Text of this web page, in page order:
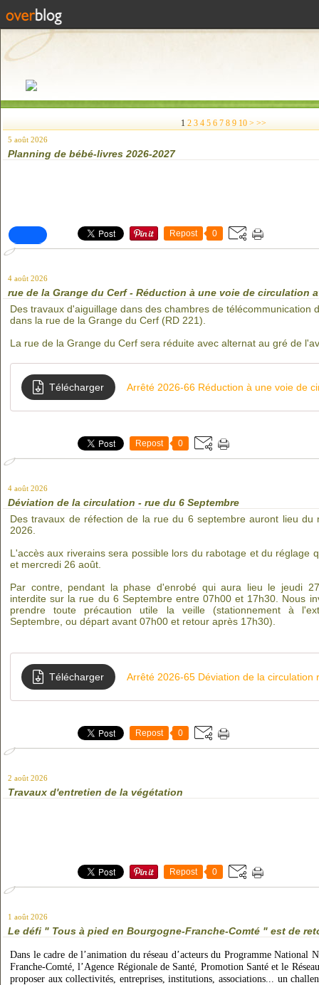
1 2 3 4 5 6 7 8 9 10 20
> >>
5 août 2026
Planning de bébé-livres 2026-2027
Repost 0
4 août 2026
rue de la Grange du Cerf - Réduction à une voie de circulation
Des travaux d'aiguillage dans des chambres de télécommunication
dans la rue de la Grange du Cerf (RD 221).
La rue de la Grange du Cerf sera réduite avec alternat au gré de
Télécharger
Repost 0
4 août 2026
Déviation de la circulation - rue du 6 Septembre
Des travaux de réfection de la rue du 6 septembre auront lieu du
2026.
L'accès aux riverains sera possible lors du rabotage et du réglage
et mercredi 26 août.
Par contre, pendant la phase d'enrobé qui aura lieu le jeudi
interdite sur la rue du 6 Septembre entre 07h00 et 17h30. Nous
prendre toute précaution utile la veille (stationnement à
Septembre, ou départ avant 07h00 et retour après 17h30).
Télécharger Arrêté 2026-65 Déviation de la circulation
Repost 0
2 août 2026
Travaux d'entretien de la végétation
Repost 0
1 août 2026
Le défi " Tous à pied en Bourgogne-Franche-Comté " est de
Dans le cadre de l’animation du réseau d’acteurs du Programme National
Franche-Comté, l’Agence Régionale de Santé, Promotion Santé et le
proposer aux collectivités, entreprises, institutions, associations... un